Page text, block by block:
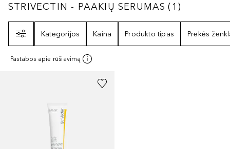
STRIVECTIN - PAAKIŲ SERUMAS 1
STRIVECTIN - PAAKIŲ SERUMAS ( 1 )
Kategorijos
Kaina Produkto tipas Prekės
Pastabos apie rūšiavimą